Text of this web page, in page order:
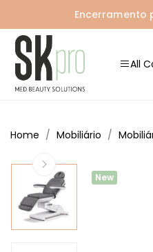
Encerramento
All
Home Mobiliário
New